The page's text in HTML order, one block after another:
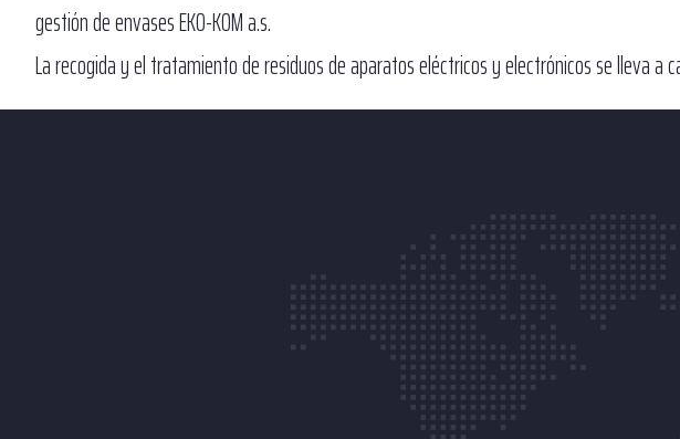
gestión de envases EKO-KOM a.s.
La recogida y el tratamiento de residuos de aparatos eléctricos y electrónicos se lleva a